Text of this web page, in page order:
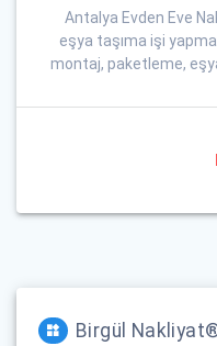
Antalya Evden Eve
eşya taşıma işi
montaj, paketleme,
Birgül